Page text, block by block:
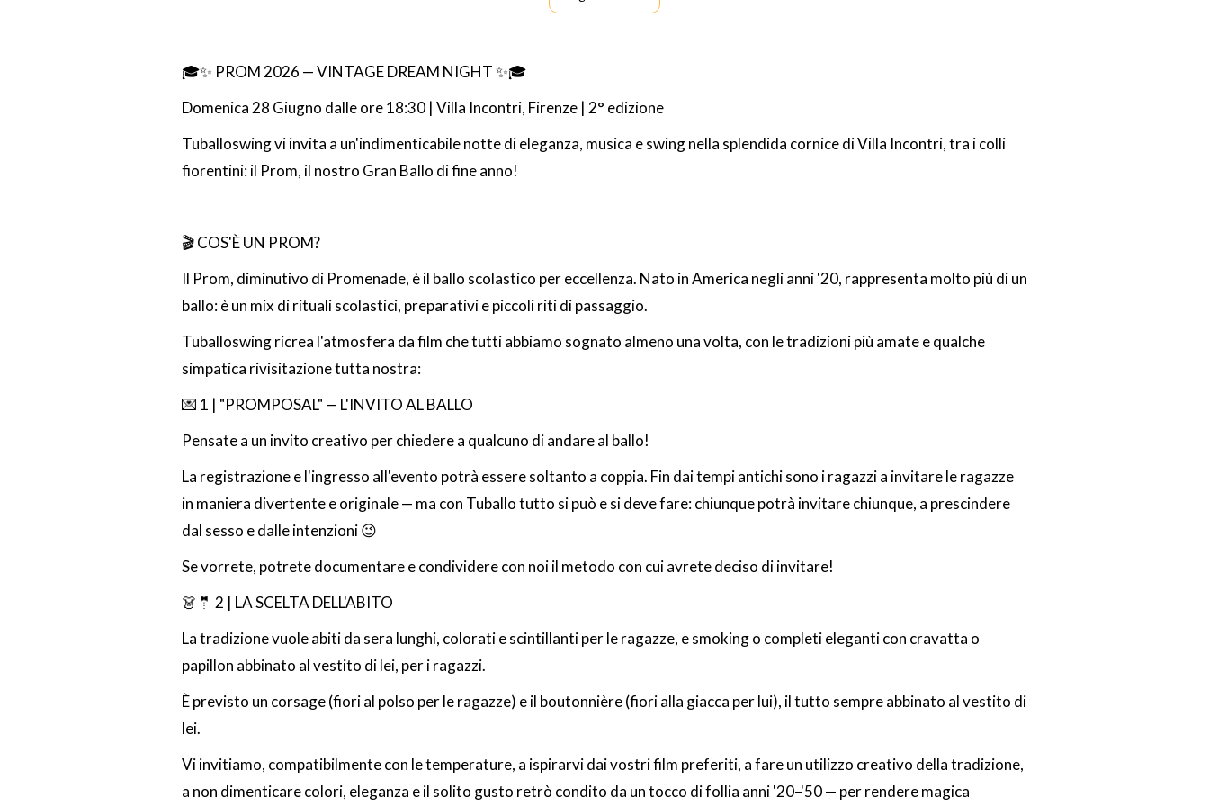
🎓✨ PROM 2026 — VINTAGE DREAM NIGHT ✨🎓
Domenica 28 Giugno dalle ore 18:30 | Villa Incontri, Firenze | 2° edizione
Tuballoswing vi invita a un'indimenticabile notte di eleganza, musica e swing nella splendida cornice di Villa Incontri, tra i colli
fiorentini: il Prom, il nostro Gran Ballo di fine anno!
🎬 COS'È UN PROM?
Il Prom, diminutivo di Promenade, è il ballo scolastico per eccellenza. Nato in America negli anni '20, rappresenta molto più di un
ballo: è un mix di rituali scolastici, preparativi e piccoli riti di passaggio.
Tuballoswing ricrea l'atmosfera da film che tutti abbiamo sognato almeno una volta, con le tradizioni più amate e qualche
simpatica rivisitazione tutta nostra:
💌 1 | "PROMPOSAL" — L'INVITO AL BALLO
Pensate a un invito creativo per chiedere a qualcuno di andare al ballo!
La registrazione e l'ingresso all'evento potrà essere soltanto a coppia. Fin dai tempi antichi sono i ragazzi a invitare le ragazze
in maniera divertente e originale — ma con Tuballo tutto si può e si deve fare: chiunque potrà invitare chiunque, a prescindere
dal sesso e dalle intenzioni 😉
Se vorrete, potrete documentare e condividere con noi il metodo con cui avrete deciso di invitare!
👗🤵 2 | LA SCELTA DELL'ABITO
La tradizione vuole abiti da sera lunghi, colorati e scintillanti per le ragazze, e smoking o completi eleganti con cravatta o
papillon abbinato al vestito di lei, per i ragazzi.
È previsto un corsage (fiori al polso per le ragazze) e il boutonnière (fiori alla giacca per lui), il tutto sempre abbinato al vestito di
lei.
Vi invitiamo, compatibilmente con le temperature, a ispirarvi dai vostri film preferiti, a fare un utilizzo creativo della tradizione,
a non dimenticare colori, eleganza e il solito gusto retrò condito da un tocco di follia anni '20–'50 — per rendere magica